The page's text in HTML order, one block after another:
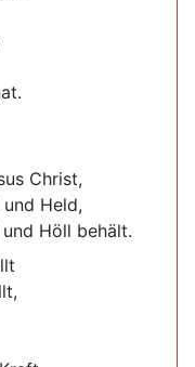
Christ,
Held,
Höll behält.